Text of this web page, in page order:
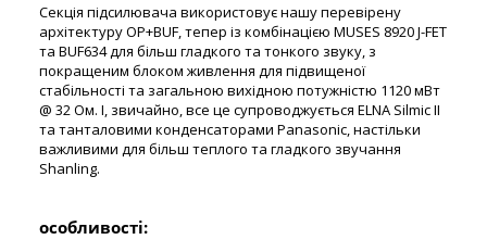
Секція підсилювача використовує нашу перевірену
архітектуру OP+BUF, тепер із комбінацією MUSES 8920 J-FET
та BUF634 для більш гладкого та тонкого звуку, з
покращеним блоком живлення для підвищеної
стабільності та загальною вихідною потужністю 1120 мВт
@ 32 Ом. І, звичайно, все це супроводжується ELNA Silmic II
та танталовими конденсаторами Panasonic, настільки
важливими для більш теплого та гладкого звучання
Shanling.
особливості: